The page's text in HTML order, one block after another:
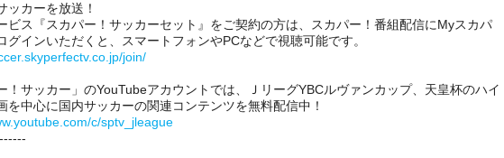
ッカーを放送！
ビス『スカパー！サッカーセット』をご契約の方は、スカパー！番組配信にMyスカパ
グインいただくと、スマートフォンやPCなどで視聴可能です。
join/
！サッカー」のYouTubeアカウントでは、ＪリーグYBCルヴァンカップ、天皇杯のハイ
を中心に国内サッカーの関連コンテンツを無料配信中！
c/sptv_jleague